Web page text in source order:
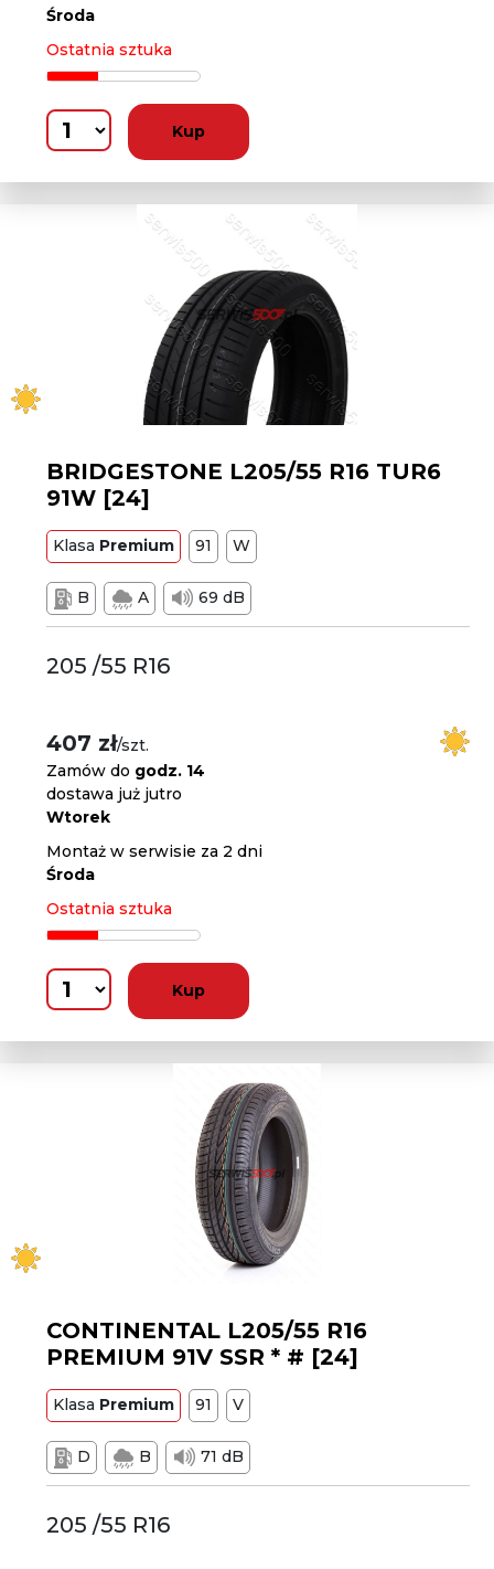
Środa
Ostatnia sztuka
Kup
BRIDGESTONE L205/55 R16 TUR6
91W [24]
Klasa Premium 91 W
B A 69 dB
205 /55 R16
407 zł/szt.
Zamów do godz. 14
dostawa już jutro
Wtorek
Montaż w serwisie za 2 dni
Środa
Ostatnia sztuka
Kup
CONTINENTAL L205/55 R16
PREMIUM 91V SSR * # [24]
Klasa Premium 91 V
D B 71 dB
205 /55 R16